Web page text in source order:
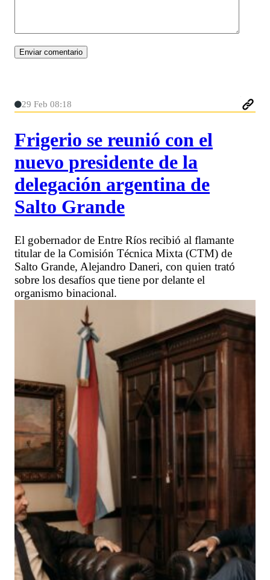
29 Feb 08:18
Frigerio se reunió con el
nuevo presidente de la
delegación argentina de
Salto Grande
El gobernador de Entre Ríos recibió al flamante
titular de la Comisión Técnica Mixta (CTM) de
Salto Grande, Alejandro Daneri, con quien trató
sobre los desafíos que tiene por delante el
organismo binacional.